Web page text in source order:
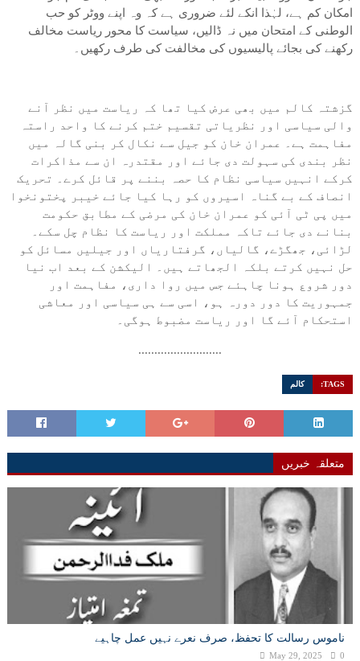
امکان کم ہے، لہٰذا انکے لئے ضروری ہے کہ وہ اپنے ووٹر کو حب
الوطنی کے امتحان میں نہ ڈالیں، سیاست کا محور ریاست مخالف
رکھنے کی بجائے پالیسیوں کی مخالفت کی طرف رکھیں۔
گزشتہ کالم میں بھی عرض کیا تھا کہ ریاست میں نظر آنے
والی سیاسی اور نظریاتی تقسیم ختم کرنے کا واحد راستہ
مفاہمت ہے۔ عمران خان کو جیل سے نکال کر بنی گالہ میں
نظر بندی کی سہولت دی جائے اور مقتدرہ ان سے مذاکرات
کرکے انہیں سیاسی نظام کا حصہ بننے پر قائل کرے۔ تحریک
انصاف کے بے گناہ اسیروں کو رہا کیا جائے خیبر پختونخوا
میں پی ٹی آئی کو عمران خان کی مرضی کے مطابق حکومت
بنانے دی جائے تاکہ مملکت اور ریاست کا نظام چل سکے۔
لڑائی، جھگڑے، گالیاں، گرفتاریاں اور جیلیں مسائل کو
حل نہیں کرتے بلکہ الجھاتے ہیں۔ الیکشن کے بعد اب نیا
دور شروع ہونا چاہئے جس میں روا داری، مفاہمت اور
جمہوریت کا دور دورہ ہو، اسی سے ہی سیاسی اور معاشی
استحکام آئے گا اور ریاست مضبوط ہوگی۔
..........................
TAGS: کالم
متعلقہ خبریں
ناموس رسالت کا تحفظ، صرف نعرے نہیں عمل چاہیے
May 29, 2025 0